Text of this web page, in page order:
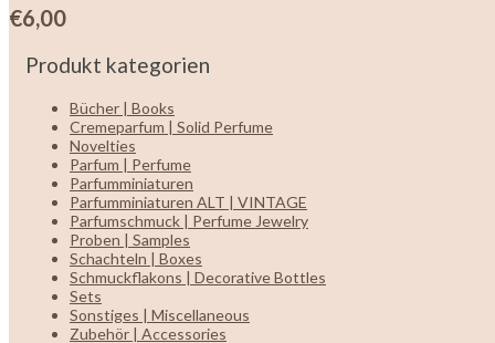
€6,00
Produkt kategorien
Bücher | Books
Cremeparfum | Solid Perfume
Novelties
Parfum | Perfume
Parfumminiaturen
Parfumminiaturen ALT | VINTAGE
Parfumschmuck | Perfume Jewelry
Proben | Samples
Schachteln | Boxes
Schmuckflakons | Decorative Bottles
Sets
Sonstiges | Miscellaneous
Zubehör | Accessories